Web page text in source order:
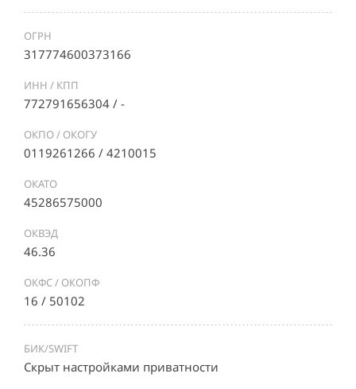
ОГРН
317774600373166
ИНН / КПП
772791656304 / -
ОКПО / ОКОГУ
0119261266 / 4210015
ОКАТО
45286575000
ОКВЭД
46.36
ОКФС / ОКОПФ
16 / 50102
БИК/SWIFT
Скрыт настройками приватности